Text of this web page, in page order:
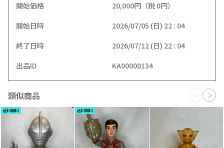
開始価格
20,000円（税 0円）
開始日時
2026/07/05 (日) 22 : 04
終了日時
2026/07/12 (日) 22 : 04
出品ID
KA00000134
類似商品
送料無料 送料無料